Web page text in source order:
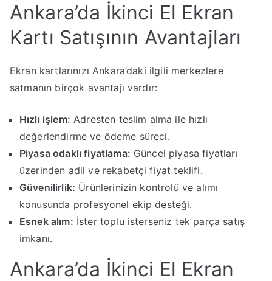
Ankara’da İkinci El Ekran
Kartı Satışının Avantajları
Ekran kartlarınızı Ankara’daki ilgili merkezlere
satmanın birçok avantajı vardır:
Hızlı işlem: Adresten teslim alma ile hızlı
değerlendirme ve ödeme süreci.
Piyasa odaklı fiyatlama: Güncel piyasa fiyatları
üzerinden adil ve rekabetçi fiyat teklifi.
Güvenilirlik: Ürünlerinizin kontrolü ve alımı
konusunda profesyonel ekip desteği.
Esnek alım: İster toplu isterseniz tek parça satış
imkanı.
Ankara’da İkinci El Ekran